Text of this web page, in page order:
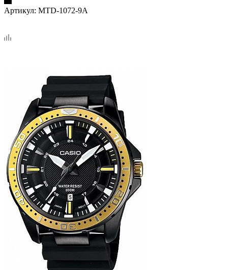
Артикул: MTD-1072-9A